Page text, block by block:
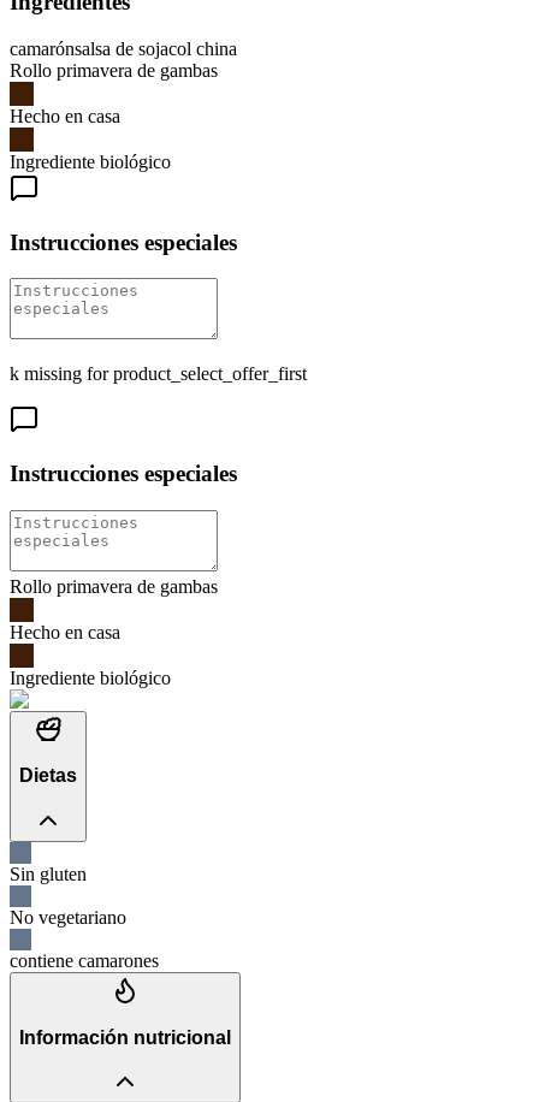
camarónsalsa de sojacol china
Rollo primavera de gambas
Hecho en casa
Ingrediente biológico
Instrucciones especiales
k missing for product_select_offer_first
Instrucciones especiales
Rollo primavera de gambas
Hecho en casa
Ingrediente biológico
Dietas
Sin gluten
No vegetariano
contiene camarones
Información nutricional